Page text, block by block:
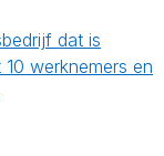
dat is
werknemers en